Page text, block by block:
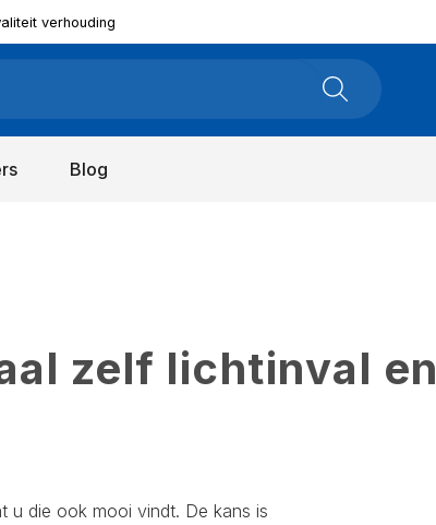
verhouding
Blog
zelf lichtinval en
u die ook mooi vindt. De kans is